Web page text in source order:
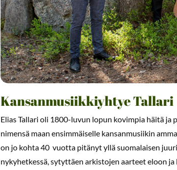
Kansanmusiikkiyhtye Tallari
Elias Tallari oli 1800-luvun lopun kovimpia häitä
nimensä maan ensimmäiselle kansanmusiikin
on jo kohta 40 vuotta pitänyt yllä suomalaisen
nykyhetkessä, sytyttäen arkistojen aarteet eloon